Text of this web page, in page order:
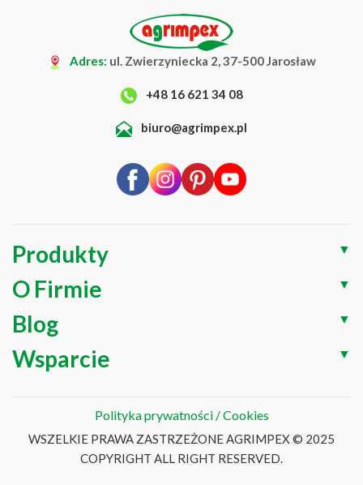
Adres: ul. Zwierzyniecka 2, 37-500 Jarosław
+48 16 621 34 08
biuro@agrimpex.pl
Produkty ▼
O Firmie ▼
Blog ▼
Wsparcie ▼
Polityka prywatności / Cookies
WSZELKIE PRAWA ZASTRZEŻONE AGRIMPEX © 2025
COPYRIGHT ALL RIGHT RESERVED.